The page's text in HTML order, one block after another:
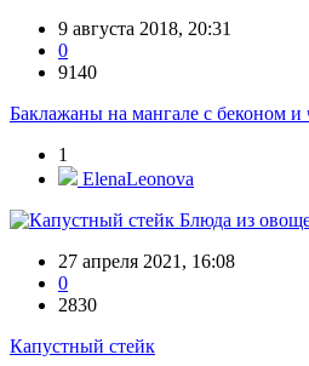
9 августа 2018, 20:31
0
9140
Баклажаны на мангале с беконом и
1
ElenaLeonova
Блюда из
27 апреля 2021, 16:08
0
2830
Капустный стейк